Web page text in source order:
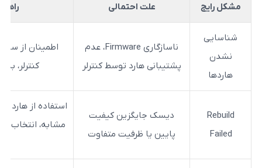
علت احتمالی
ناسازگاری Firmware، عدم
پشتیبانی هارد توسط کنترلر
اطمینان از سازگاری هارد با مدل
کنترلر، به‌روزرسانی Firmware
دیسک جایگزین کیفیت
پایین یا ظرفیت متفاوت
استفاده از هارد با ظرفیت و
مشابه، انتخاب هاردهای توصیه‌شده